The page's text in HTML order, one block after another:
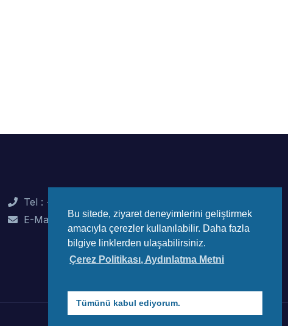
Tel : +90 (312) 442 82 78
E-Mail : info@wec-turkiye.org.tr
Bu sitede, ziyaret deneyimlerini geliştirmek
amacıyla çerezler kullanılabilir. Daha fazla
bilgiye linklerden ulaşabilirsiniz.
Çerez Politikası, Aydınlatma Metni
Tümünü kabul ediyorum.